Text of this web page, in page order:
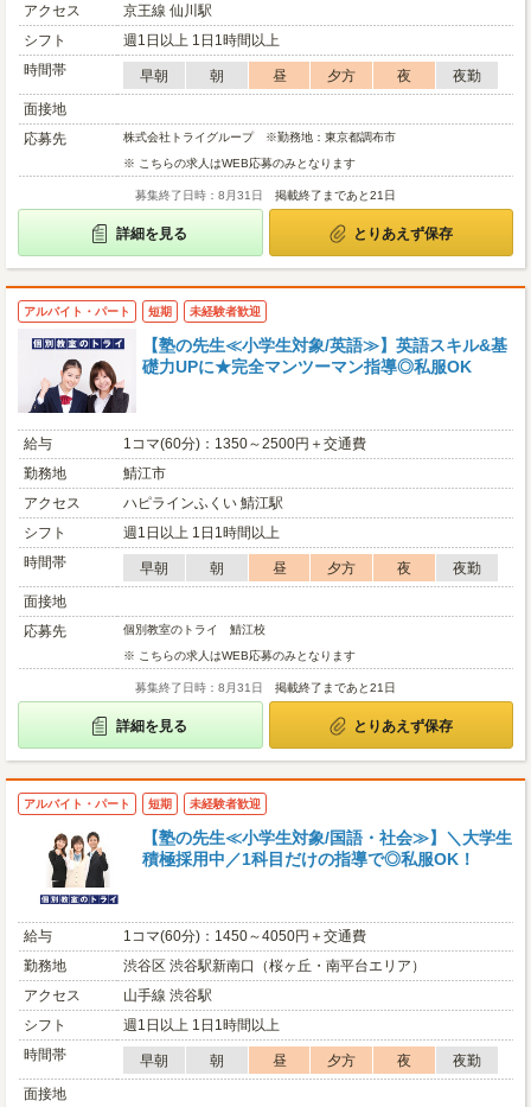
アクセス
京王線 仙川駅
シフト
週1日以上 1日1時間以上
時間帯
早朝 朝 昼 夕方 夜
夜勤
面接地
応募先
株式会社トライグループ ※勤務地：東京都調布市
※ こちらの求人はWEB応募のみとなります
募集終了日時：8月31日 掲載終了まであと21日
詳細を見る とりあえず保存
アルバイト・パート 短期 未経験者歓迎
【塾の先生≪小学生対象/英語≫】英語スキル&基
礎力UPに★完全マンツーマン指導◎私服OK
給与
1コマ(60分)：1350～2500円＋交通費
勤務地
鯖江市
アクセス
ハピラインふくい 鯖江駅
シフト
週1日以上 1日1時間以上
時間帯
早朝 朝 昼 夕方 夜
夜勤
面接地
応募先
個別教室のトライ 鯖江校
※ こちらの求人はWEB応募のみとなります
募集終了日時：8月31日 掲載終了まであと21日
詳細を見る とりあえず保存
アルバイト・パート 短期 未経験者歓迎
【塾の先生≪小学生対象/国語・社会≫】＼大学生
積極採用中／1科目だけの指導で◎私服OK！
給与
1コマ(60分)：1450～4050円＋交通費
勤務地
渋谷区 渋谷駅新南口（桜ヶ丘・南平台エリア）
アクセス
山手線 渋谷駅
シフト
週1日以上 1日1時間以上
時間帯
早朝 朝 昼 夕方 夜
夜勤
面接地